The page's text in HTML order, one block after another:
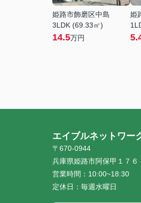
姫路市飾磨区中島
3LDK (69.33㎡)
14.5万円
姫
エイブルネットワー
〒670-0944
兵庫県姫路市阿保甲１７６
営業時間： 10:00~18:30
定休日： 毎週水曜日